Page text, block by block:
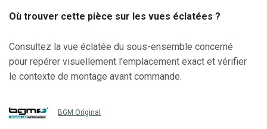
Où trouver cette pièce sur les vues éclatées ?
Consultez la vue éclatée du sous-ensemble concerné
pour repérer visuellement l'emplacement exact et vérifier
le contexte de montage avant commande.
BGM Original